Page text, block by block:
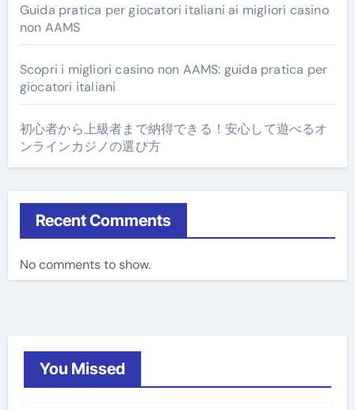
Guida pratica per giocatori italiani ai migliori casino
non AAMS
Scopri i migliori casino non AAMS: guida pratica per
giocatori italiani
初心者から上級者まで納得できる！安心して遊べるオ
ンラインカジノの選び方
Recent Comments
No comments to show.
You Missed